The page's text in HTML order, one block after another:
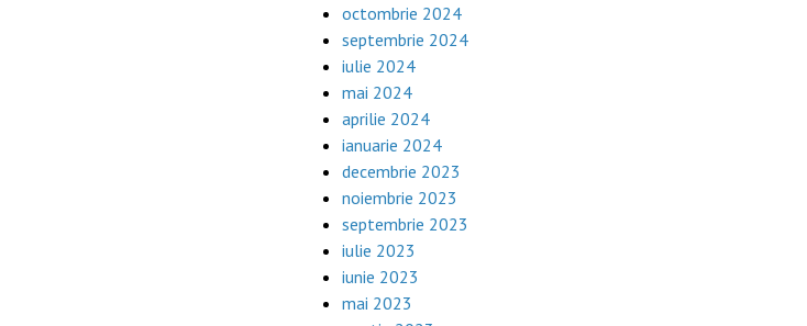
octombrie 2024
septembrie 2024
iulie 2024
mai 2024
aprilie 2024
ianuarie 2024
decembrie 2023
noiembrie 2023
septembrie 2023
iulie 2023
iunie 2023
mai 2023